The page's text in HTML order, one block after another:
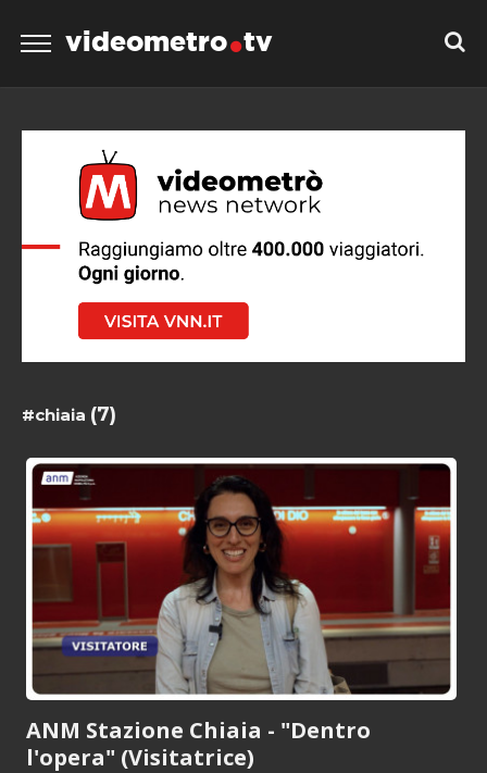
videometro tv
#chiaia (7)
ANM Stazione Chiaia - "Dentro
l'opera" (Visitatrice)